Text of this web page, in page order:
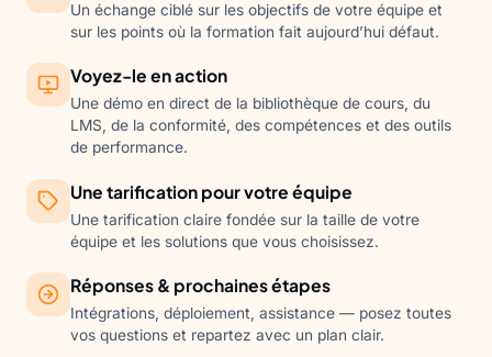
Un échange ciblé sur les objectifs de votre équipe et
sur les points où la formation fait aujourd’hui défaut.
Voyez-le en action
Une démo en direct de la bibliothèque de cours, du
LMS, de la conformité, des compétences et des outils
de performance.
Une tarification pour votre équipe
Une tarification claire fondée sur la taille de votre
équipe et les solutions que vous choisissez.
Réponses & prochaines étapes
Intégrations, déploiement, assistance — posez toutes
vos questions et repartez avec un plan clair.